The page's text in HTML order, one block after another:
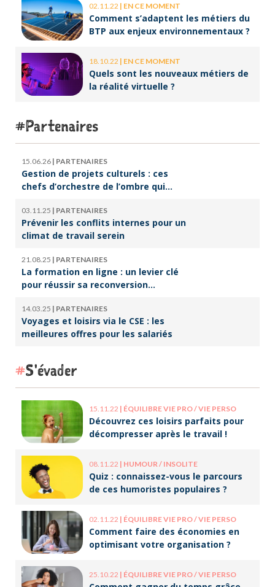
02.11.22 | EN CE MOMENT
Comment s’adaptent les métiers du
BTP aux enjeux environnementaux ?
18.10.22 | EN CE MOMENT
Quels sont les nouveaux métiers de
la réalité virtuelle ?
Partenaires
15.06.26 | PARTENAIRES
Gestion de projets culturels : ces
chefs d’orchestre de l’ombre qui
03.11.25 | PARTENAIRES
Prévenir les conflits internes pour un
climat de travail serein
21.08.25 | PARTENAIRES
La formation en ligne : un levier clé
pour réussir sa reconversion
14.03.25 | PARTENAIRES
Voyages et loisirs via le CSE : les
meilleures offres pour les salariés
S'évader
15.11.22 | ÉQUILIBRE VIE PRO / VIE PERSO
Découvrez ces loisirs parfaits pour
décompresser après le travail !
08.11.22 | HUMOUR / INSOLITE
Quiz : connaissez-vous le parcours
de ces humoristes populaires ?
02.11.22 | ÉQUILIBRE VIE PRO / VIE PERSO
Comment faire des économies en
optimisant votre organisation ?
25.10.22 | ÉQUILIBRE VIE PRO / VIE PERSO